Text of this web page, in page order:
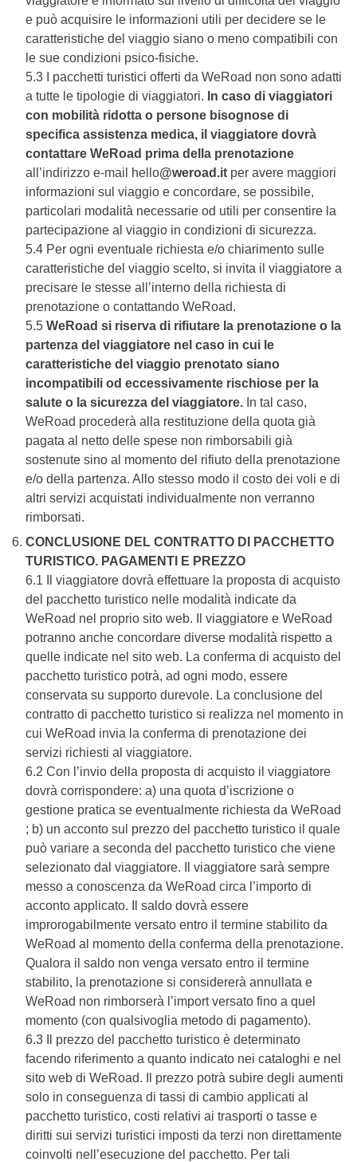
e può acquisire le informazioni utili per decidere se le
caratteristiche del viaggio siano o meno compatibili con
le sue condizioni psico-fisiche.
5.3 I pacchetti turistici offerti da WeRoad non sono adatti
a tutte le tipologie di viaggiatori. In caso di viaggiatori
con mobilità ridotta o persone bisognose di
specifica assistenza medica, il viaggiatore dovrà
contattare WeRoad prima della prenotazione
all’indirizzo e-mail hello@weroad.it per avere maggiori
informazioni sul viaggio e concordare, se possibile,
particolari modalità necessarie od utili per consentire la
partecipazione al viaggio in condizioni di sicurezza.
5.4 Per ogni eventuale richiesta e/o chiarimento sulle
caratteristiche del viaggio scelto, si invita il viaggiatore a
precisare le stesse all’interno della richiesta di
prenotazione o contattando WeRoad.
5.5 WeRoad si riserva di rifiutare la prenotazione o la
partenza del viaggiatore nel caso in cui le
caratteristiche del viaggio prenotato siano
incompatibili od eccessivamente rischiose per la
salute o la sicurezza del viaggiatore. In tal caso,
WeRoad procederà alla restituzione della quota già
pagata al netto delle spese non rimborsabili già
sostenute sino al momento del rifiuto della prenotazione
e/o della partenza. Allo stesso modo il costo dei voli e di
altri servizi acquistati individualmente non verranno
rimborsati.
CONCLUSIONE DEL CONTRATTO DI PACCHETTO
TURISTICO. PAGAMENTI E PREZZO
6.1 Il viaggiatore dovrà effettuare la proposta di acquisto
del pacchetto turistico nelle modalità indicate da
WeRoad nel proprio sito web. Il viaggiatore e WeRoad
potranno anche concordare diverse modalità rispetto a
quelle indicate nel sito web. La conferma di acquisto del
pacchetto turistico potrà, ad ogni modo, essere
conservata su supporto durevole. La conclusione del
contratto di pacchetto turistico si realizza nel momento in
cui WeRoad invia la conferma di prenotazione dei
servizi richiesti al viaggiatore.
6.2 Con l’invio della proposta di acquisto il viaggiatore
dovrà corrispondere: a) una quota d’iscrizione o
gestione pratica se eventualmente richiesta da WeRoad
; b) un acconto sul prezzo del pacchetto turistico il quale
può variare a seconda del pacchetto turistico che viene
selezionato dal viaggiatore. Il viaggiatore sarà sempre
messo a conoscenza da WeRoad circa l’importo di
acconto applicato. Il saldo dovrà essere
improrogabilmente versato entro il termine stabilito da
WeRoad al momento della conferma della prenotazione.
Qualora il saldo non venga versato entro il termine
stabilito, la prenotazione si considererà annullata e
WeRoad non rimborserà l’import versato fino a quel
momento (con qualsivoglia metodo di pagamento).
6.3 Il prezzo del pacchetto turistico è determinato
facendo riferimento a quanto indicato nei cataloghi e nel
sito web di WeRoad. Il prezzo potrà subire degli aumenti
solo in conseguenza di tassi di cambio applicati al
pacchetto turistico, costi relativi ai trasporti o tasse e
diritti sui servizi turistici imposti da terzi non direttamente
coinvolti nell’esecuzione del pacchetto. Per tali